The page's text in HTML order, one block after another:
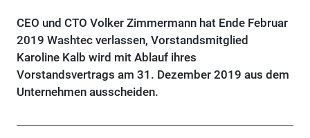
CEO und CTO Volker Zimmermann hat Ende Februar
2019 Washtec verlassen, Vorstandsmitglied
Karoline Kalb wird mit Ablauf ihres
Vorstandsvertrags am 31. Dezember 2019 aus dem
Unternehmen ausscheiden.